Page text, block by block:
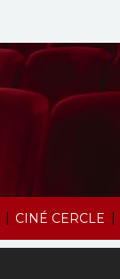
| CINÉ CERCLE |